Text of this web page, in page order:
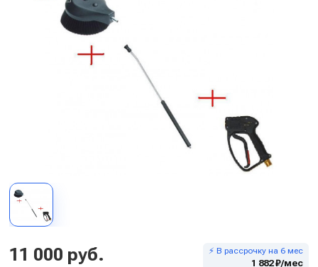
11 000 руб. ⚡ В рассрочку на 6 мес
1 882 ₽/мес